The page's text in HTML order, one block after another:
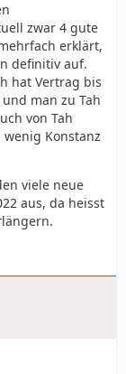
zwar 4 gute
erklärt,
definitiv auf.
hat Vertrag bis
man zu Tah
von Tah
Konstanz
viele neue
aus, da heisst